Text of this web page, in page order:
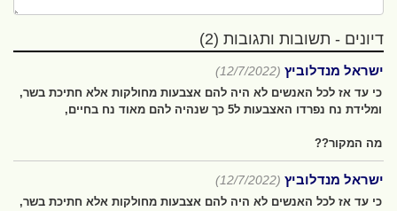
דיונים - תשובות ותגובות (2)
ישראל מנדלוביץ (12/7/2022)
כי עד אז לכל האנשים לא היה להם אצבעות מחולקות אלא חתיכת בשר,
ומלידת נח נפרדו האצבעות ל5 כך שנהיה להם מאוד נח בחיים,
מה המקור??
ישראל מנדלוביץ (12/7/2022)
כי עד אז לכל האנשים לא היה להם אצבעות מחולקות אלא חתיכת בשר,